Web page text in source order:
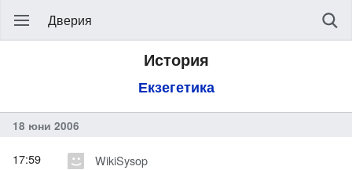
Дверия
История
Екзегетика
18 юни 2006
WikiSysop
17:59